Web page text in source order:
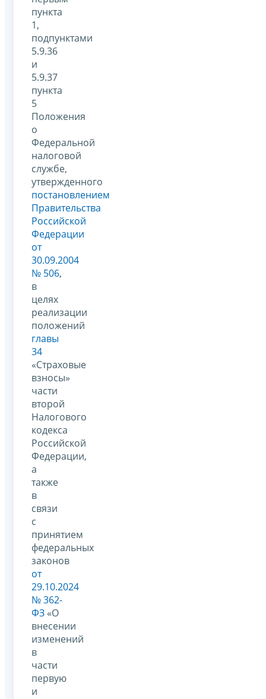
пункта
1,
подпунктами
5.9.36
и
5.9.37
пункта
5
Положения
о
Федеральной
налоговой
службе,
утвержденного
постановлением
Правительства
Российской
Федерации
от
30.09.2004
№ 506,
в
целях
реализации
положений
главы
34
«Страховые
взносы»
части
второй
Налогового
кодекса
Российской
Федерации,
а
также
в
связи
с
принятием
федеральных
законов
от
29.10.2024
№ 362-
ФЗ «О
внесении
изменений
в
части
первую
и